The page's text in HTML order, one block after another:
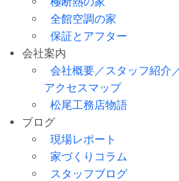
全館空調の家
保証とアフター
会社案内
会社概要／スタッフ紹介
アクセスマップ
松尾工務店物語
ブログ
現場レポート
家づくりコラム
スタッフブログ